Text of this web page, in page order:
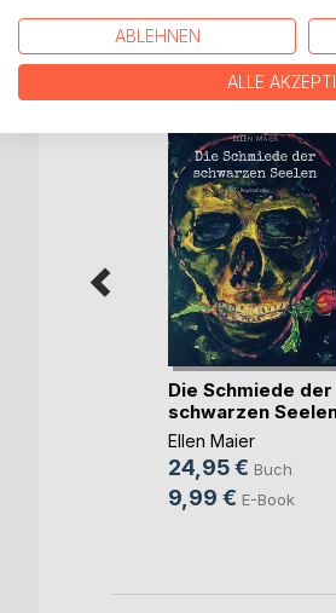
WEITERE
Die Schmiede der
schwarzen
Ellen Maier
24,95 € Buch
9,99 € E-Book
ABLEHNEN
ALLE